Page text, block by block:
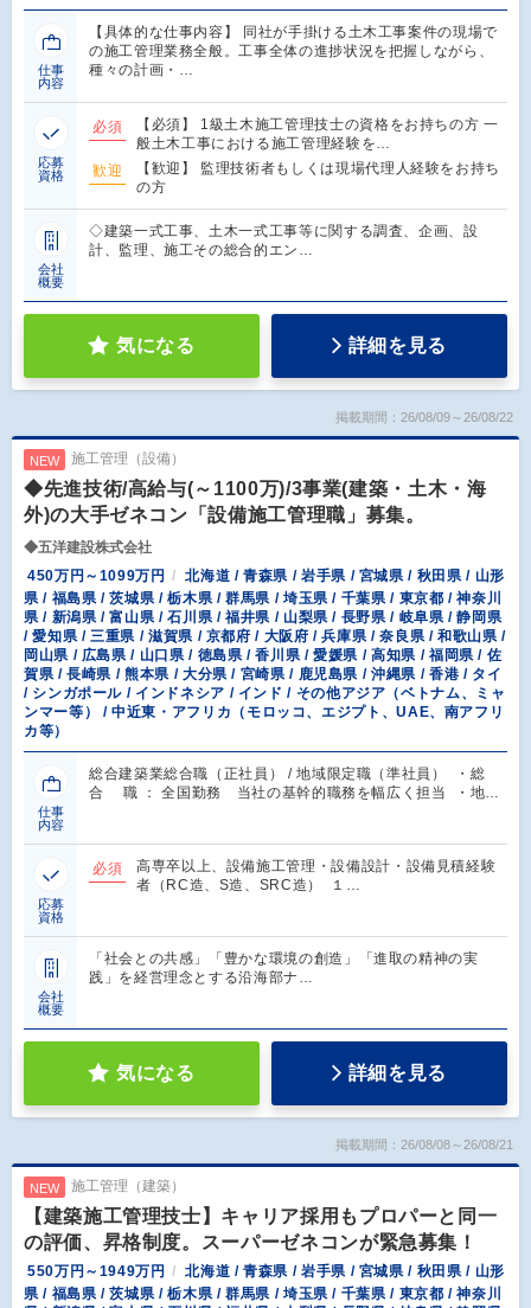
仕事
内容
【具体的な仕事内容】 同社が手掛ける土木工事案件の現場で
の施工管理業務全般。工事全体の進捗状況を把握しながら、
種々の計画・…
応募
資格
必須
【必須】 1級土木施工管理技士の資格をお持ちの方 一
般土木工事における施工管理経験を…
歓迎
【歓迎】 監理技術者もしくは現場代理人経験をお持ち
の方
会社
概要
◇建築一式工事、土木一式工事等に関する調査、企画、設
計、監理、施工その総合的エン…
気になる 詳細を見る
掲載期間：26/08/09～26/08/22
NEW 施工管理（設備）
◆先進技術/高給与(～1100万)/3事業(建築・土木・海
外)の大手ゼネコン「設備施工管理職」募集。
◆五洋建設株式会社
450万円～1099万円
北海道 / 青森県 / 岩手県 / 宮城県 / 秋田県 / 山形
県 / 福島県 / 茨城県 / 栃木県 / 群馬県 / 埼玉県 / 千葉県 / 東京都 / 神奈川
県 / 新潟県 / 富山県 / 石川県 / 福井県 / 山梨県 / 長野県 / 岐阜県 / 静岡県
/ 愛知県 / 三重県 / 滋賀県 / 京都府 / 大阪府 / 兵庫県 / 奈良県 / 和歌山県 /
岡山県 / 広島県 / 山口県 / 徳島県 / 香川県 / 愛媛県 / 高知県 / 福岡県 / 佐
賀県 / 長崎県 / 熊本県 / 大分県 / 宮崎県 / 鹿児島県 / 沖縄県 / 香港 / タイ
/ シンガポール / インドネシア / インド / その他アジア（ベトナム、ミャ
ンマー等） / 中近東・アフリカ（モロッコ、エジプト、UAE、南アフリ
カ等）
仕事
内容
総合建築業総合職（正社員） / 地域限定職（準社員） ・総
合 職 ： 全国勤務 当社の基幹的職務を幅広く担当 ・地…
応募
資格
必須
高専卒以上、設備施工管理・設備設計・設備見積経験
者（RC造、S造、SRC造） １…
会社
概要
「社会との共感」「豊かな環境の創造」「進取の精神の実
践」を経営理念とする沿海部ナ…
気になる 詳細を見る
掲載期間：26/08/08～26/08/21
NEW 施工管理（建築）
【建築施工管理技士】キャリア採用もプロパーと同一
の評価、昇格制度。スーパーゼネコンが緊急募集！
550万円～1949万円
北海道 / 青森県 / 岩手県 / 宮城県 / 秋田県 / 山形
県 / 福島県 / 茨城県 / 栃木県 / 群馬県 / 埼玉県 / 千葉県 / 東京都 / 神奈川